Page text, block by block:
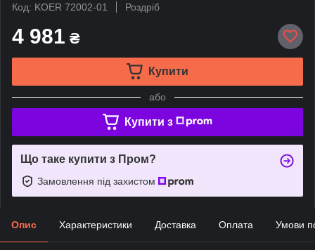
Код: KOER 72002-01
Роздріб
4 981 ₴
Купити
або
Купити з
Що таке купити з Пром?
Замовлення під захистом
Опис Характеристики Доставка Оплата Умови